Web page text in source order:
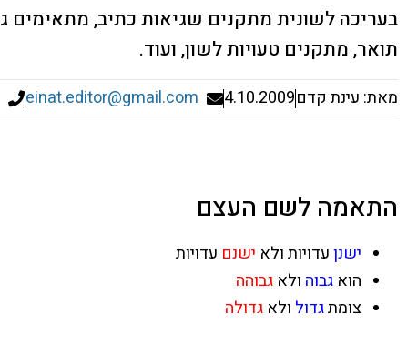
בעריכה לשונית מתקנים שגיאות כתיב,
תואר, מתקנים טעויות לשון, ועוד.
מאת: עינת קדם4.10.2009
einat.editor@gmail.com
התאמה לשם העצם
ישנןעדויות ולא ישנם עדויות
הוא גבוה ולא גבוהה
צומתגדול ולא גדולה